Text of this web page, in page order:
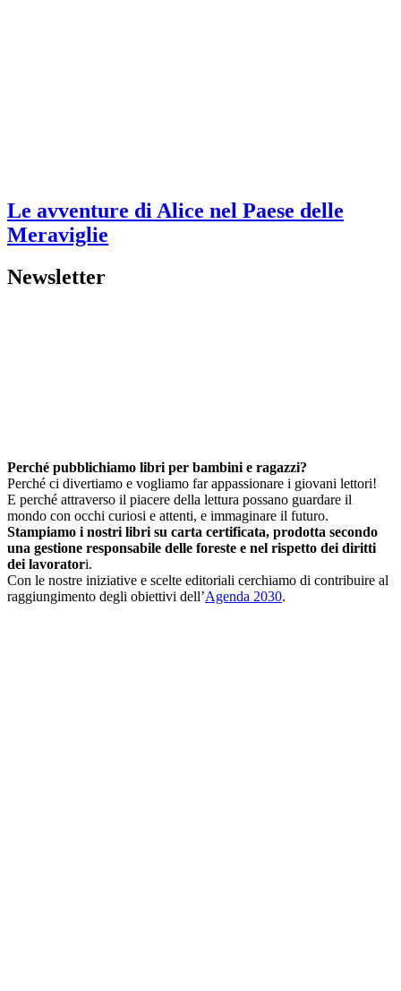
Le avventure di Alice nel Paese delle
Meraviglie
Newsletter
Perché pubblichiamo libri per bambini e ragazzi?
Perché ci divertiamo e vogliamo far appassionare i giovani lettori!
E perché attraverso il piacere della lettura possano guardare il
mondo con occhi curiosi e attenti, e immaginare il futuro.
Stampiamo i nostri libri su carta certificata, prodotta secondo
una gestione responsabile delle foreste e nel rispetto dei diritti
dei lavoratori.
Con le nostre iniziative e scelte editoriali cerchiamo di contribuire al
raggiungimento degli obiettivi dell’Agenda 2030.